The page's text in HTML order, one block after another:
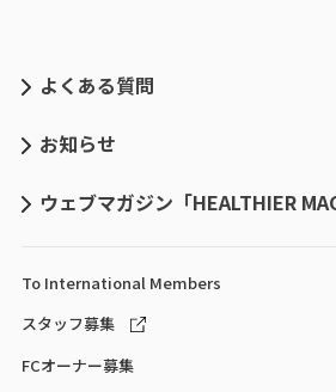
よくある質問
お知らせ
ウェブマガジン「HEALTHIER
To International Members
スタッフ募集
FCオーナー募集